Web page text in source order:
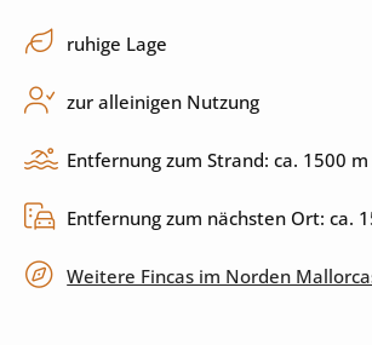
Außenbereich
ruhige Lage
zur alleinigen Nutzung
Entfernung zum Strand: ca. 1500 m
Entfernung zum nächsten Ort: ca.
Weitere Fincas im Norden